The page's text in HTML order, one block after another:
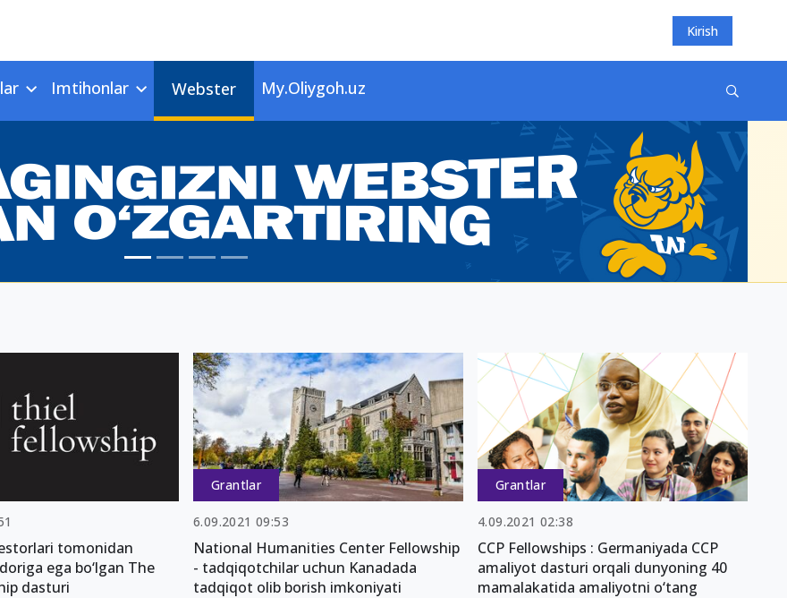
Kirish
Imtihonlar Webster My.Oliygoh.uz
tomonidan
ega bo‘lgan The
dasturi
Grantlar
6.09.2021 09:53
National Humanities Center Fellowship
- tadqiqotchilar uchun Kanadada
tadqiqot olib borish imkoniyati
Grantlar
4.09.2021 02:38
CCP Fellowships : Germaniyada CCP
amaliyot dasturi orqali dunyoning 40
mamalakatida amaliyotni o‘tang